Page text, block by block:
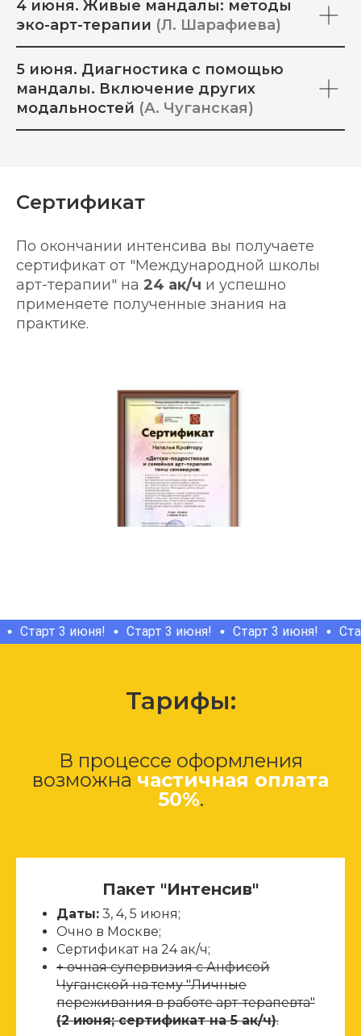
4 июня. Живые мандалы: методы
эко-арт-терапии (Л. Шарафиева)
5 июня. Диагностика с помощью
мандалы. Включение других
модальностей (А. Чуганская)
Сертификат
По окончании интенсива вы получаете
сертификат от "Международной школы
арт-терапии" на 24 ак/ч и успешно
применяете полученные знания на
практике.
Старт 3 июня! Старт 3 июня! Старт 3 июня!
Тарифы:
В процессе оформления
возможна частичная оплата
50%.
Пакет "Интенсив"
Даты: 3, 4, 5 июня;
Очно в Москве;
Сертификат на 24 ак/ч;
+ очная супервизия с Анфисой
Чуганской на тему "Личные
переживания в работе арт-терапевта"
(2 июня; сертификат на 5 ак/ч).